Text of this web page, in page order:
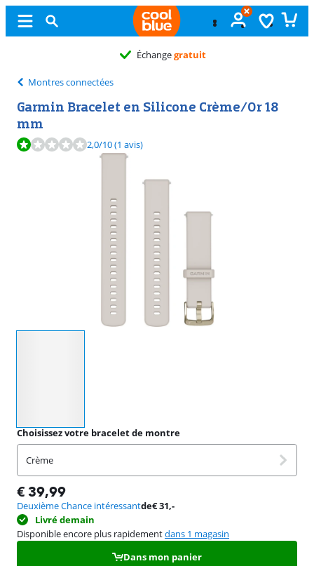
Échangegratuit
Montres connectées
Garmin Bracelet en Silicone Crème/Or 18
mm
La note est de 2,0 sur 10, basée sur 1 avis.
2,0/10(1 avis)
Choisissez votre bracelet de montre
Crème
€ 39,99
Deuxième Chance intéressantde€31,-
Livré demain
Disponible encore plus rapidementdans 1 magasin
Dans mon panier